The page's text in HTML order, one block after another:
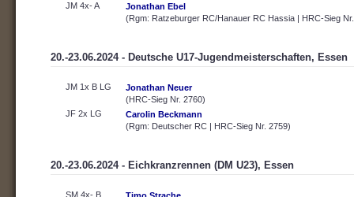
JM 4x- A
Jonathan Ebel
(Rgm: Ratzeburger RC/Hanauer RC Hassia | HRC-Sieg
20.-23.06.2024 - Deutsche U17-Jugendmeisterschaften, Essen
JM 1x B LG
Jonathan Neuer
(HRC-Sieg Nr. 2760)
JF 2x LG
Carolin Beckmann
(Rgm: Deutscher RC | HRC-Sieg Nr. 2759)
20.-23.06.2024 - Eichkranzrennen (DM U23), Essen
SM 4x- B